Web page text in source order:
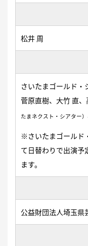
松井 周
さいたまゴールド・
菅原直樹、大竹 直
たまネクスト・シアター）
※さいたまゴールド
て日替わりで出演予
ます。
公益財団法人埼玉県